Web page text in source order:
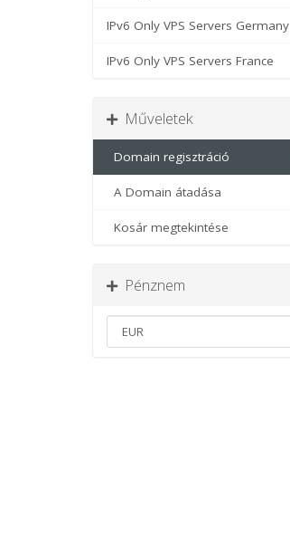
IPv6 Only VPS Servers Germany
IPv6 Only VPS Servers France
Műveletek
Domain regisztráció
A Domain átadása
Kosár megtekintése
Pénznem